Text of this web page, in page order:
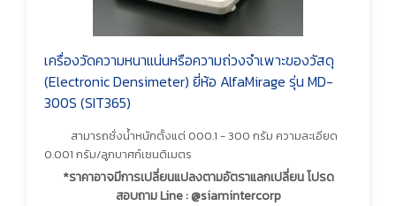
เครื่องวัดความหนาแน่นหรือความถ่วงจำเพาะของวัสดุ
(Electronic Densimeter) ยี่ห้อ AlfaMirage รุ่น MD-
300S (SIT365)
สามารถชั่งน้ำหนักตั้งแต่ 000.1 - 300 กรัม ความละเอียด
0.001 กรัม/ลูกบาศก์เซนติเมตร
*ราคาอาจมีการเปลี่ยนแปลงตามอัตราแลกเปลี่ยน โปรด
สอบถาม Line : @siamintercorp